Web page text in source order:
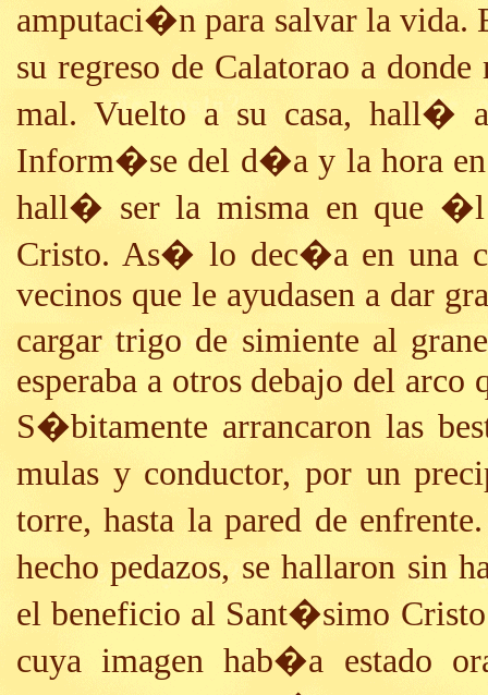
amputaci�n para salvar la vida.
su regreso de Calatorao a
mal. Vuelto a su casa, hall�
Inform�se del d�a y la hora
hall� ser la misma en que �l
Cristo. As� lo dec�a en una
vecinos que le ayudasen a dar
cargar trigo de simiente al
esperaba a otros debajo del
S�bitamente arrancaron las
mulas y conductor, por un
torre, hasta la pared de
hecho pedazos, se hallaron sin
el beneficio al Sant�simo
cuya imagen hab�a estado